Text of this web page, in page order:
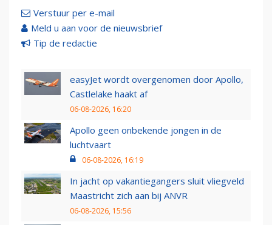
Verstuur per e-mail
Meld u aan voor de nieuwsbrief
Tip de redactie
easyJet wordt overgenomen door Apollo,
Castlelake haakt af
06-08-2026, 16:20
Apollo geen onbekende jongen in de
luchtvaart
06-08-2026, 16:19
In jacht op vakantiegangers sluit vliegveld
Maastricht zich aan bij ANVR
06-08-2026, 15:56